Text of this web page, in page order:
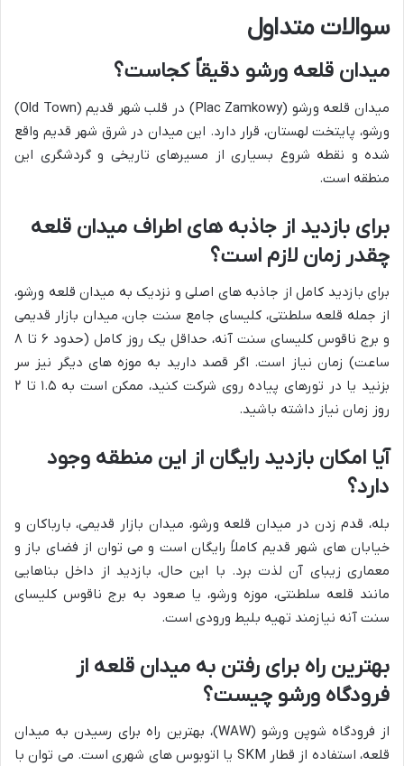
سوالات متداول
میدان قلعه ورشو دقیقاً کجاست؟
میدان قلعه ورشو (Plac Zamkowy) در قلب شهر قدیم (Old Town)
ورشو، پایتخت لهستان، قرار دارد. این میدان در شرق شهر قدیم واقع
شده و نقطه شروع بسیاری از مسیرهای تاریخی و گردشگری این
منطقه است.
برای بازدید از جاذبه های اطراف میدان قلعه
چقدر زمان لازم است؟
برای بازدید کامل از جاذبه های اصلی و نزدیک به میدان قلعه ورشو،
از جمله قلعه سلطنتی، کلیسای جامع سنت جان، میدان بازار قدیمی
و برج ناقوس کلیسای سنت آنه، حداقل یک روز کامل (حدود ۶ تا ۸
ساعت) زمان نیاز است. اگر قصد دارید به موزه های دیگر نیز سر
بزنید یا در تورهای پیاده روی شرکت کنید، ممکن است به ۱.۵ تا ۲
روز زمان نیاز داشته باشید.
آیا امکان بازدید رایگان از این منطقه وجود
دارد؟
بله، قدم زدن در میدان قلعه ورشو، میدان بازار قدیمی، بارباکان و
خیابان های شهر قدیم کاملاً رایگان است و می توان از فضای باز و
معماری زیبای آن لذت برد. با این حال، بازدید از داخل بناهایی
مانند قلعه سلطنتی، موزه ورشو، یا صعود به برج ناقوس کلیسای
سنت آنه نیازمند تهیه بلیط ورودی است.
بهترین راه برای رفتن به میدان قلعه از
فرودگاه ورشو چیست؟
از فرودگاه شوپن ورشو (WAW)، بهترین راه برای رسیدن به میدان
قلعه، استفاده از قطار SKM یا اتوبوس های شهری است. می توان با